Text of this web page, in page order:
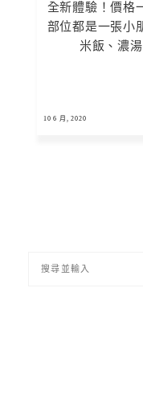
全新體驗！價格
部位都是一張小
米飯、濃
10 6 月, 2020